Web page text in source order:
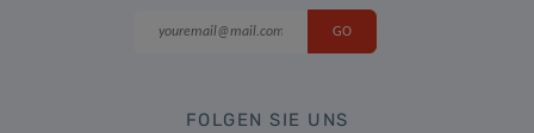
FOLGEN SIE UNS